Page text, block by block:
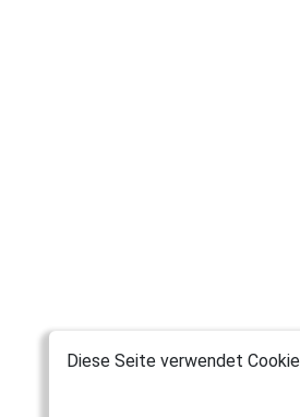
Diese Seite verwendet